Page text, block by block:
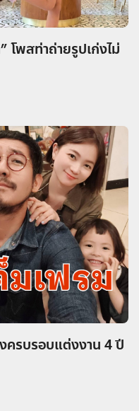
โพสท่าถ่ายรูปเก่งไม่
ครบรอบแต่งงาน 4 ปี